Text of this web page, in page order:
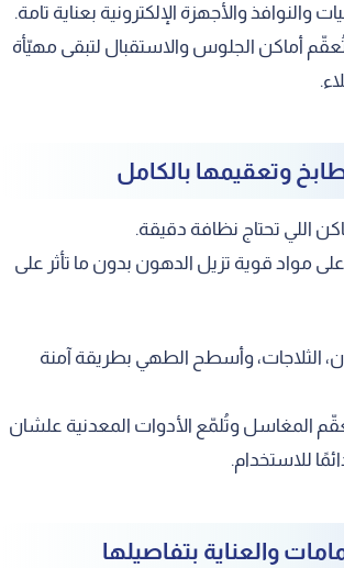
والنوافذ والأجهزة الإلكترونية بعناية تامة.
أماكن الجلوس والاستقبال لتبقى مهيّأة
اللي تحتاج نظافة دقيقة.
مواد قوية تزيل الدهون بدون ما تأثر على
الثلاجات، وأسطح الطهي بطريقة آمنة
المغاسل وتُلمّع الأدوات المعدنية علشان
للاستخدام.